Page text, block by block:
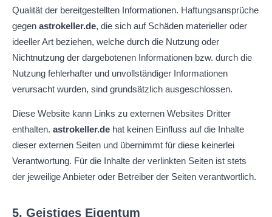
Qualität der bereitgestellten Informationen. Haftungsansprüche
gegen astrokeller.de, die sich auf Schäden materieller oder
ideeller Art beziehen, welche durch die Nutzung oder
Nichtnutzung der dargebotenen Informationen bzw. durch die
Nutzung fehlerhafter und unvollständiger Informationen
verursacht wurden, sind grundsätzlich ausgeschlossen.
Diese Website kann Links zu externen Websites Dritter
enthalten. astrokeller.de hat keinen Einfluss auf die Inhalte
dieser externen Seiten und übernimmt für diese keinerlei
Verantwortung. Für die Inhalte der verlinkten Seiten ist stets
der jeweilige Anbieter oder Betreiber der Seiten verantwortlich.
5. Geistiges Eigentum